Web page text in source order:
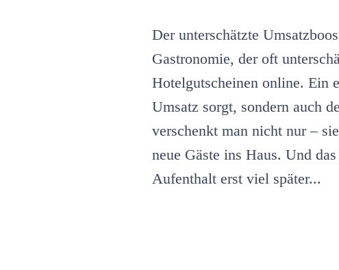
Der unterschätzte
Gastronomie, der oft
Hotelgutscheinen online. Ein
Umsatz sorgt, sondern auch
verschenkt man nicht nur –
neue Gäste ins Haus. Und
Aufenthalt erst viel später...